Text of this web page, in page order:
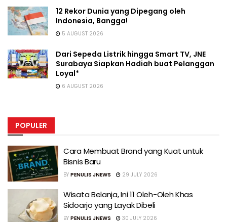
12 Rekor Dunia yang Dipegang oleh
Indonesia, Bangga!
5 AUGUST 2026
Dari Sepeda Listrik hingga Smart TV, JNE
Surabaya Siapkan Hadiah buat Pelanggan
Loyal*
6 AUGUST 2026
POPULER
Cara Membuat Brand yang Kuat untuk
Bisnis Baru
BY PENULIS JNEWS 29 JULY 2026
Wisata Belanja, Ini 11 Oleh-Oleh Khas
Sidoarjo yang Layak Dibeli
BY PENULIS JNEWS 30 JULY 2026